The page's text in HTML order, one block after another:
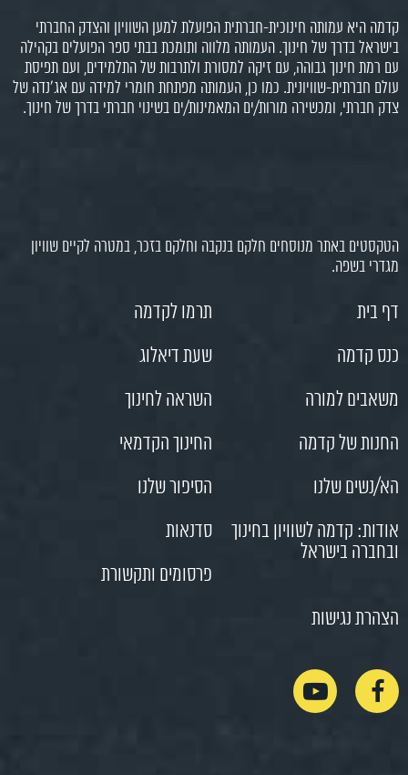
קדמה היא עמותה חינוכית-חברתית הפועלת למען השוויון והצדק החברתי
בישראל בדרך של חינוך. העמותה מלווה ותומכת בבתי ספר הפועלים בקהילה
עם רמת חינוך גבוהה, עם זיקה למסורת ולתרבות של התלמידים, ועם תפיסת
עולם חברתית-שוויונית. כמו כן, העמותה מפתחת חומרי למידה עם אג'נדה של
צדק חברתי, ומכשירה מורות/ים המאמינות/ים בשינוי חברתי בדרך של חינוך.
הטקסטים באתר מנוסחים חלקם בנקבה וחלקם בזכר, במטרה לקיים שוויון
מגדרי בשפה.
דף בית
תרמו לקדמה
כנס קדמה
שעת דיאלוג
משאבים למורה
השראה לחינוך
החנות של קדמה
החינוך הקדמאי
הא/נשים שלנו
הסיפור שלנו
אודות: קדמה לשוויון בחינוך
ובחברה בישראל
סדנאות
פרסומים ותקשורת
הצהרת נגישות